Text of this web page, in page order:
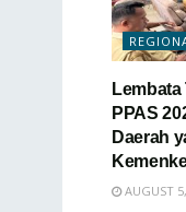
PPAS
Daerah
AUGUST